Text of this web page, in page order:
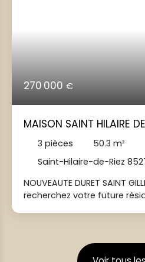
270 000 €
MAISON SAINT HILAIRE
CALME
3 pièces 50.3 m²
Saint-Hilaire-de-Riez
NOUVEAUTE DURET SAINT
recherchez votre future
plages et des commerces
Située dans une impasse